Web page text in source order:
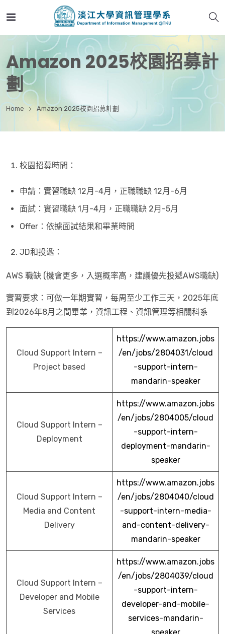
Amazon 2025校園招募計
劃
Home Amazon 2025校園招募計劃
校園招募時間：
申請：實習職缺 12月-4月，正職職缺 12月-6月
面試：實習職缺 1月-4月，正職職缺 2月-5月
Offer：依據面試結果和畢業時間
JD和投遞：
AWS 職缺 (機會更多，入選概率高，建議優先投遞AWS職缺)
實習要求：可做一年期實習，每周至少工作三天，2025年底
到2026年8月之間畢業，資訊工程、資訊管理等相關科系
Cloud Support Intern –
Project based
https://www.amazon.jobs
/en/jobs/2804031/cloud
-support-intern-
mandarin-speaker
Cloud Support Intern –
Deployment
https://www.amazon.jobs
/en/jobs/2804005/cloud
-support-intern-
deployment-mandarin-
speaker
Cloud Support Intern –
Media and Content
Delivery
https://www.amazon.jobs
/en/jobs/2804040/cloud
-support-intern-media-
and-content-delivery-
mandarin-speaker
Cloud Support Intern –
Developer and Mobile
Services
https://www.amazon.jobs
/en/jobs/2804039/cloud
-support-intern-
developer-and-mobile-
services-mandarin-